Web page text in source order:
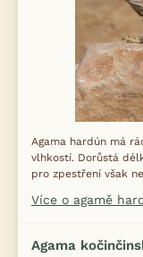
Agama hardún má
vlhkostí. Dorůstá
pro zpestření však
Více o agamě
Agama